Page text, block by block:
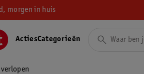
morgen in huis
ActiesCategorieën
verlopen